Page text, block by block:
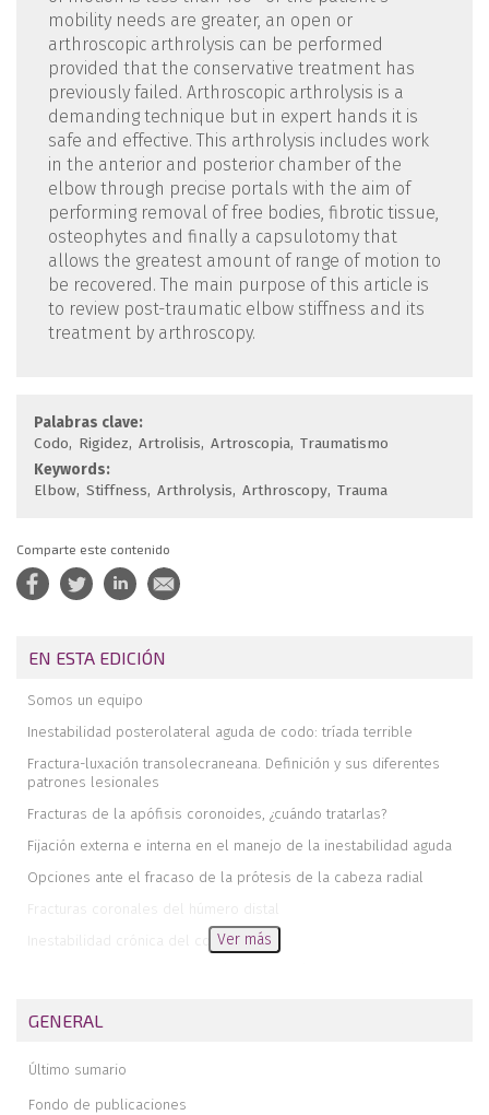
mobility needs are greater, an open or
arthroscopic arthrolysis can be performed
provided that the conservative treatment has
previously failed. Arthroscopic arthrolysis is a
demanding technique but in expert hands it is
safe and effective. This arthrolysis includes work
in the anterior and posterior chamber of the
elbow through precise portals with the aim of
performing removal of free bodies, fibrotic tissue,
osteophytes and finally a capsulotomy that
allows the greatest amount of range of motion to
be recovered. The main purpose of this article is
to review post-traumatic elbow stiffness and its
treatment by arthroscopy.
Palabras clave:
Codo
Rigidez Artrolisis Artroscopia Traumatismo
Keywords:
Elbow Stiffness Arthrolysis Arthroscopy Trauma
Comparte este contenido
EN ESTA EDICIÓN
Somos un equipo
Inestabilidad posterolateral aguda de codo: tríada terrible
Fractura-luxación transolecraneana. Definición y sus diferentes
patrones lesionales
Fracturas de la apófisis coronoides, ¿cuándo tratarlas?
Fijación externa e interna en el manejo de la inestabilidad aguda
Opciones ante el fracaso de la prótesis de la cabeza radial
Fracturas coronales del húmero distal
Inestabilidad crónica del codo
durante 2019
Ver más
GENERAL
Último sumario
Fondo de publicaciones